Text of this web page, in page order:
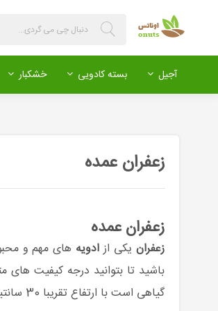
آجیل بسته کادویی خشکبار
زعفران عمده
زعفران عمده
زعفرانیکی ازادویه های مهم و
باشید تا بتوانید درجه کیفیت های
گیاهی است با ارتفاع تقریبا 30 سانتیمتر که حاوی برگ های دراز و سبز مانند است. ساقه زیر زمینی آن از دو پیاز ساخته می شود.